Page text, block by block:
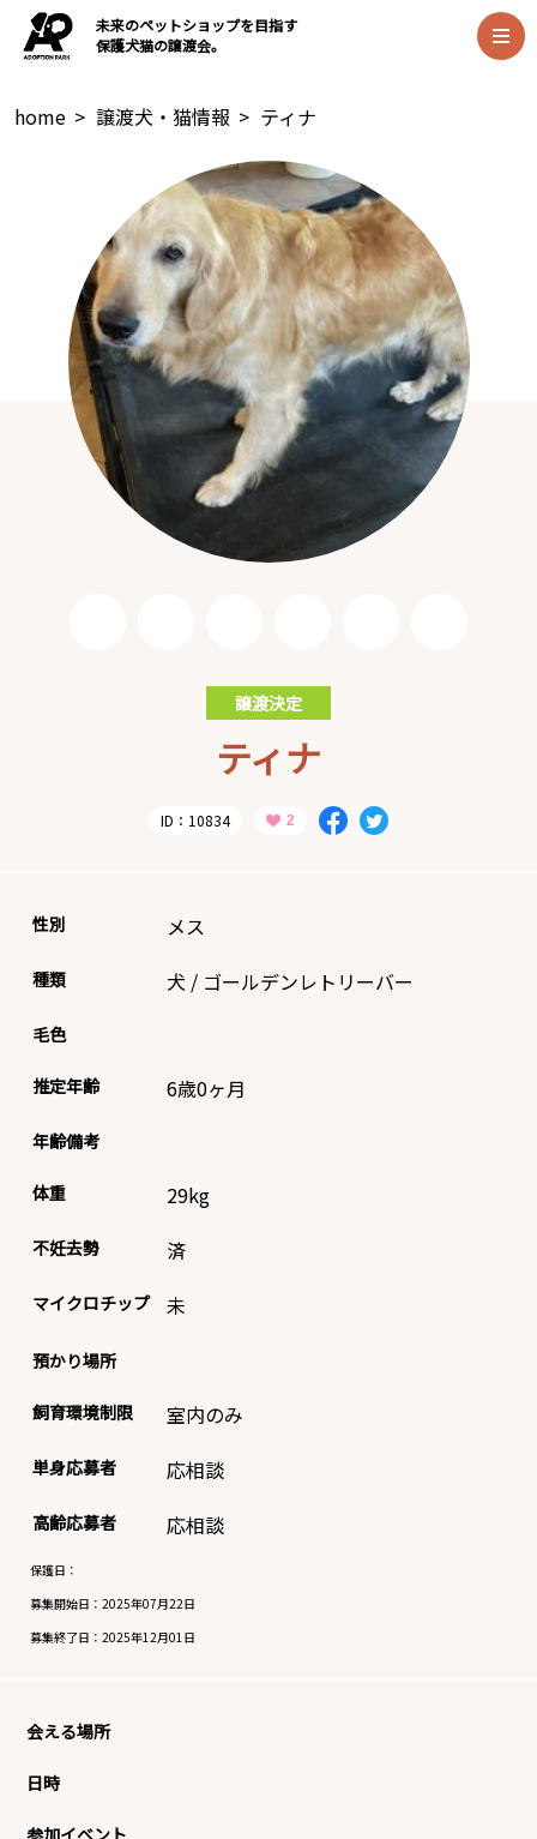
未来のペットショップを目指す
保護犬猫の譲渡会。
home > 譲渡犬・猫情報 > ティナ
譲渡決定
ティナ
ID：10834
性別 メス
種類 犬 / ゴールデンレトリーバー
毛色
推定年齢 6歳0ヶ月
年齢備考
体重 29kg
不妊去勢 済
マイクロチップ 未
預かり場所
飼育環境制限 室内のみ
単身応募者 応相談
高齢応募者 応相談
保護日：
募集開始日： 2025年07月22日
募集終了日： 2025年12月01日
会える場所
日時
参加イベント